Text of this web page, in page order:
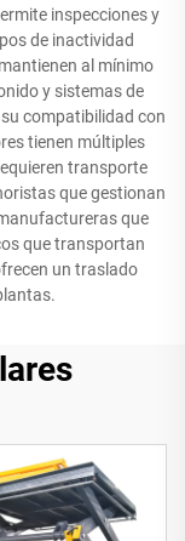
inspecciones y
de inactividad
al mínimo
y sistemas de
compatibilidad con
tienen múltiples
transporte
que gestionan
que
que transportan
un traslado